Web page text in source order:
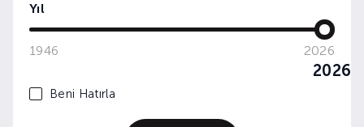
Yıl
2026
1946 2026
Beni Hatırla